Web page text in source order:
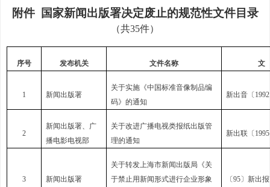
附件 国家新闻出版署决定废止的规范性文件目录
（共35件）
序号 发布机关 文件名称 文
1 新闻出版署
关于实施《中国标准音像制品编
码》的通知
新出音〔
2
新闻出版署、广
播电影电视部
关于改进广播电视类报纸出版管
理的通知
新出联〔
3 新闻出版署
关于转发上海市新闻出版局《关
于禁止用新闻形式进行企业形象
〔95〕新出